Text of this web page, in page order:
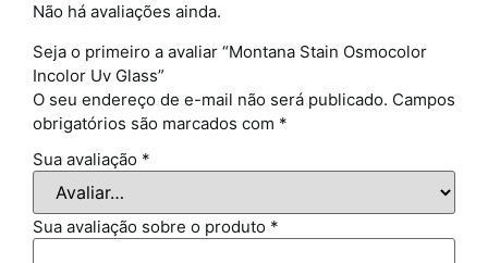
Não há avaliações ainda.
Seja o primeiro a avaliar “Montana Stain Osmocolor
Incolor Uv Glass”
O seu endereço de e-mail não será publicado. Campos
obrigatórios são marcados com *
Sua avaliação *
Sua avaliação sobre o produto *